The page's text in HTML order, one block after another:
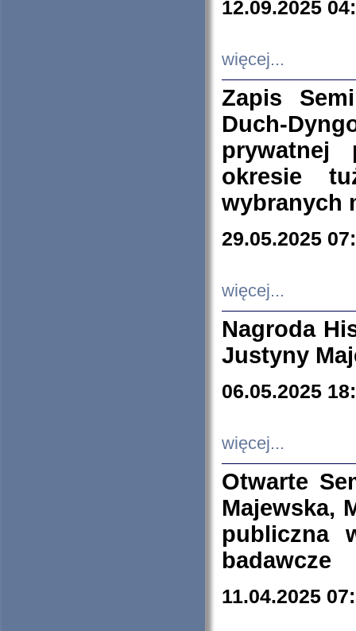
12.09.2025
więcej...
Zapis
Duch-
prywatnej
okresie
wybranych
29.05.2025
więcej...
Nagroda
Justyny
06.05.2025
więcej...
Otwarte
Majewska,
publiczna
badawcze
11.04.2025